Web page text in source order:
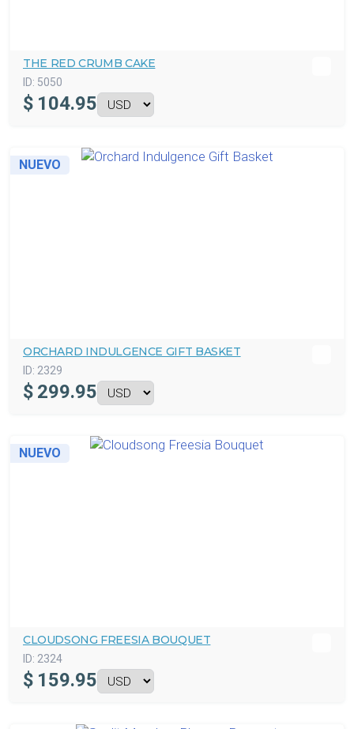
THE RED CRUMB CAKE
ID: 5050
$ 104.95
NUEVO
ORCHARD INDULGENCE GIFT BASKET
ID: 2329
$ 299.95
NUEVO
CLOUDSONG FREESIA BOUQUET
ID: 2324
$ 159.95